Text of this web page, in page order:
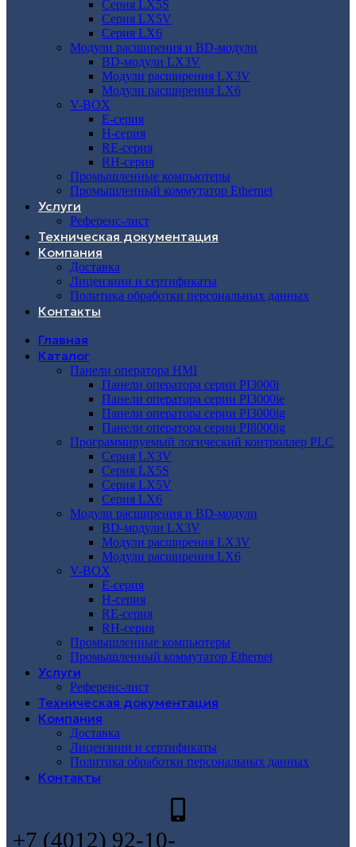
Серия LX5S
Серия LX5V
Серия LX6
Модули расширения и BD-модули
BD-модули LX3V
Модули расширения LX3V
Модули расширения LX6
V-BOX
E-серия
H-серия
RE-серия
RH-серия
Промышленные компьютеры
Промышленный коммутатор Ethernet
Услуги
Референс-лист
Техническая документация
Компания
Доставка
Лицензиии и сертификаты
Политика обработки персональных данных
Контакты
Главная
Каталог
Панели оператора HMI
Панели оператора серии PI3000i
Панели оператора серии PI3000ie
Панели оператора серии PI3000ig
Панели оператора серии PI8000ig
Программируемый логический контроллер PLC
Серия LX3V
Серия LX5S
Серия LX5V
Серия LX6
Модули расширения и BD-модули
BD-модули LX3V
Модули расширения LX3V
Модули расширения LX6
V-BOX
E-серия
H-серия
RE-серия
RH-серия
Промышленные компьютеры
Промышленный коммутатор Ethernet
Услуги
Референс-лист
Техническая документация
Компания
Доставка
Лицензиии и сертификаты
Политика обработки персональных данных
Контакты
+7 (4012) 92-10-